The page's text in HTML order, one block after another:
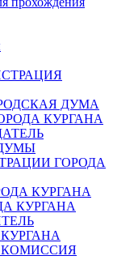
ДУМА
КУРГАНА
ГОРОДА
КУРГАНА
КУРГАНА
КОМИССИЯ